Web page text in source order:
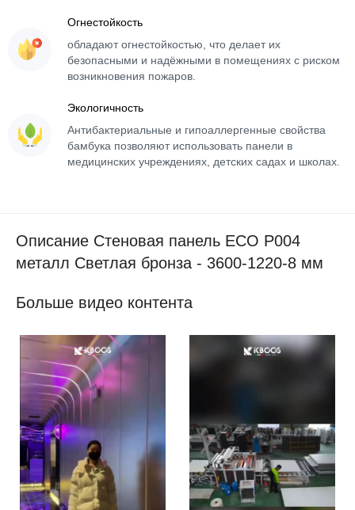
Огнестойкость
обладают огнестойкостью, что делает их
безопасными и надёжными в помещениях с риском
возникновения пожаров.
Экологичность
Антибактериальные и гипоаллергенные свойства
бамбука позволяют использовать панели в
медицинских учреждениях, детских садах и школах.
Описание Стеновая панель ECO P004
металл Светлая бронза - 3600-1220-8 мм
Больше видео контента